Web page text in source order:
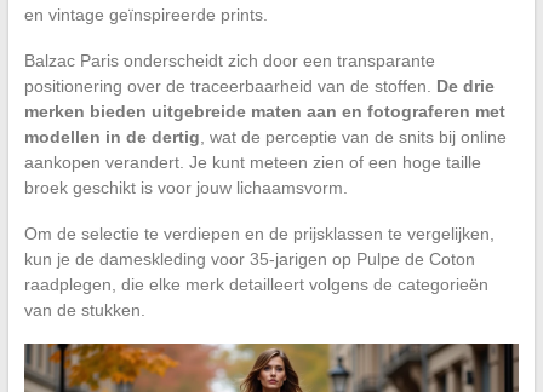
en vintage geïnspireerde prints.
Balzac Paris onderscheidt zich door een transparante
positionering over de traceerbaarheid van de stoffen. De drie
merken bieden uitgebreide maten aan en fotograferen met
modellen in de dertig , wat de perceptie van de snits bij online
aankopen verandert. Je kunt meteen zien of een hoge taille
broek geschikt is voor jouw lichaamsvorm.
Om de selectie te verdiepen en de prijsklassen te vergelijken,
kun je de dameskleding voor 35-jarigen op Pulpe de Coton
raadplegen, die elke merk detailleert volgens de categorieën
van de stukken.